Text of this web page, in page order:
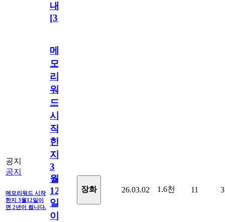
내
[31
공지
공지
메모리워드 시작
한지 3월12일이
면 2년이 됩니다.
메
모
리
워
드
시
작
한
지
3
월
12
일
이
장화 26.03.02 1.6천 11 3